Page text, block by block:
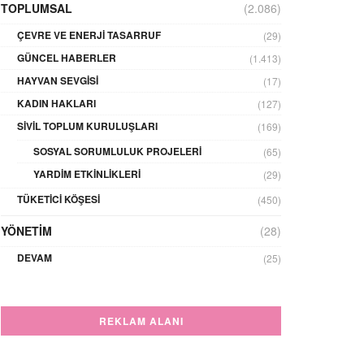
TOPLUMSAL (2.086)
ÇEVRE VE ENERJI TASARRUF (29)
GÜNCEL HABERLER (1.413)
HAYVAN SEVGISI (17)
KADIN HAKLARI (127)
SIVIL TOPLUM KURULUŞLARI (169)
SOSYAL SORUMLULUK PROJELERI (65)
YARDIM ETKINLIKLERI (29)
TÜKETICI KÖŞESI (450)
YÖNETIM (28)
DEVAM (25)
REKLAM ALANI